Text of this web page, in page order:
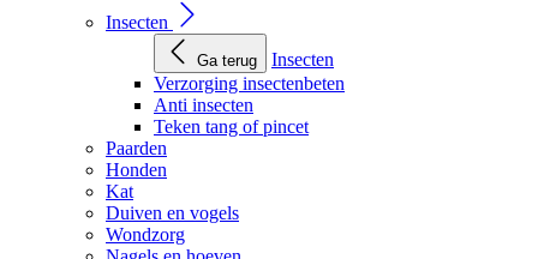
Insecten
Ga terug
Insecten
Verzorging insectenbeten
Anti insecten
Teken tang of pincet
Paarden
Honden
Kat
Duiven en vogels
Wondzorg